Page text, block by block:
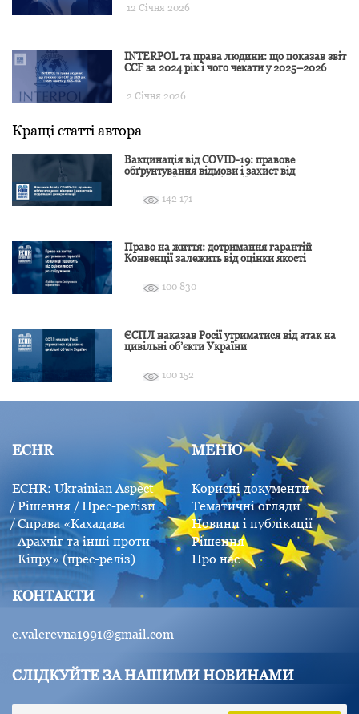
12 Січня 2026
INTERPOL та права людини: що показав звіт
CCF за 2024 рік і чого чекати у 2025–2026
2 Січня 2026
Кращі статті автора
Вакцинація від COVID-19: правове
обґрунтування відмови і захист від
142 171
Право на життя: дотримання гарантій
Конвенції залежить від оцінки якості
100 830
ЄСПЛ наказав Росії утриматися від атак на
цивільні об’єкти України
100 152
ECHR
ECHR: Ukrainian Aspect
Рішення
Прес-релізи
Справа «Кахадава
Арахчіг та інші проти
Кіпру» (прес-реліз)
МЕНЮ
Корисні документи
Тематичні огляди
Новини і публікації
Рішення
Про нас
КОНТАКТИ
e.valerevna1991@gmail.com
СЛІДКУЙТЕ ЗА НАШИМИ НОВИНАМИ